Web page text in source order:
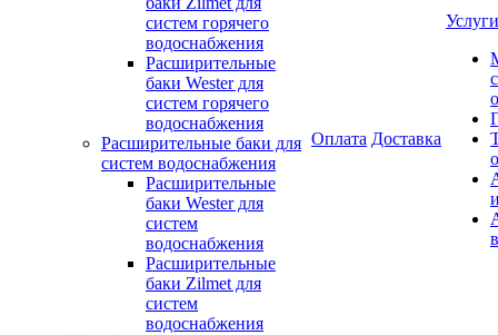
систем горячего
водоснабжения
Расширительные
баки Wester для
систем горячего
водоснабжения
Расширительные баки для
систем водоснабжения
Расширительные
баки Wester для
систем
водоснабжения
Расширительные
баки Zilmet для
систем
водоснабжения
Оплата Доставка
Услуги